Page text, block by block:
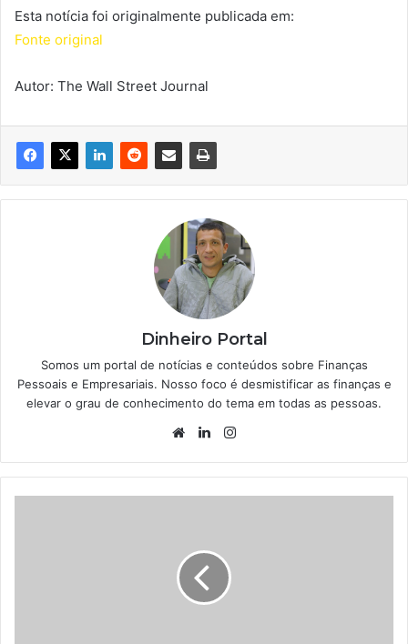
Esta notícia foi originalmente publicada em:
Fonte original
Autor: The Wall Street Journal
Dinheiro Portal
Somos um portal de notícias e conteúdos sobre Finanças
Pessoais e Empresariais. Nosso foco é desmistificar as finanças e
elevar o grau de conhecimento do tema em todas as pessoas.
WebsiteLinkedin